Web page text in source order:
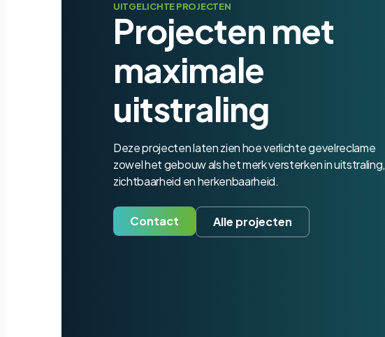
UITGELICHTE PROJECTEN
Projecten met
maximale
uitstraling
Deze projecten laten zien hoe verlichte gevelreclame
zowel het gebouw als het merk versterken in uitstraling,
zichtbaarheid en herkenbaarheid.
Contact Alle projecten